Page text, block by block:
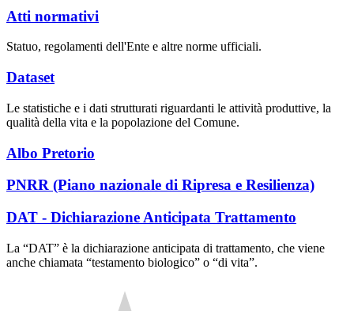
Atti normativi
Statuo, regolamenti dell'Ente e altre norme ufficiali.
Dataset
Le statistiche e i dati strutturati riguardanti le attività produttive, la
qualità della vita e la popolazione del Comune.
Albo Pretorio
PNRR (Piano nazionale di Ripresa e Resilienza)
DAT - Dichiarazione Anticipata Trattamento
La “DAT” è la dichiarazione anticipata di trattamento, che viene
anche chiamata “testamento biologico” o “di vita”.